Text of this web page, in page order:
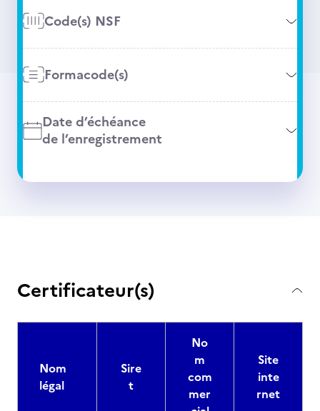
Code(s) NSF
Formacode(s)
Date d’échéance
de l’enregistrement
Certificateur(s)
Nom
légal
Sire
t
No
m
com
mer
Site
inte
rnet